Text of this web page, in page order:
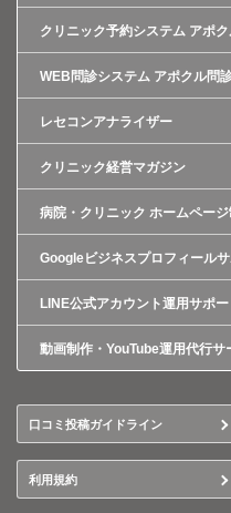
クリニック予約システム アポ
WEB問診システム アポクル問
レセコンアナライザー
クリニック経営マガジン
病院・クリニック ホームペー
Googleビジネスプロフィールサ
LINE公式アカウント運用サポー
動画制作・YouTube運用代行サ
口コミ投稿ガイドライン
利用規約